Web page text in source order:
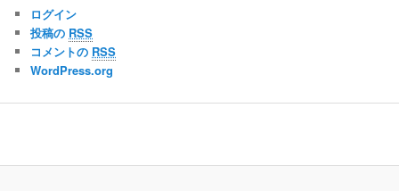
ログイン
投稿の RSS
コメントの RSS
WordPress.org